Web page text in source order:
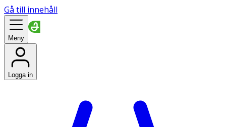
Gå till innehåll
Meny
Logga in